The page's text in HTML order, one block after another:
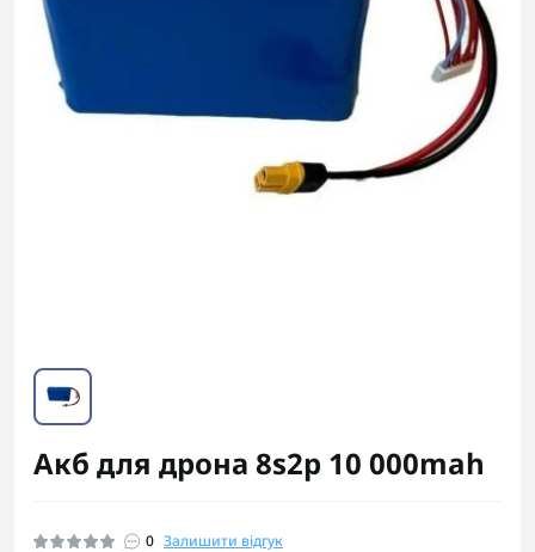
Акб для дрона 8s2p 10 000mah
0 Залишити відгук